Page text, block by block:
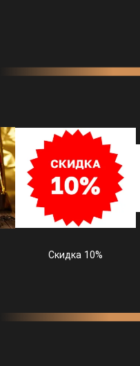
знаешь с чего
2026-06-10 03:50